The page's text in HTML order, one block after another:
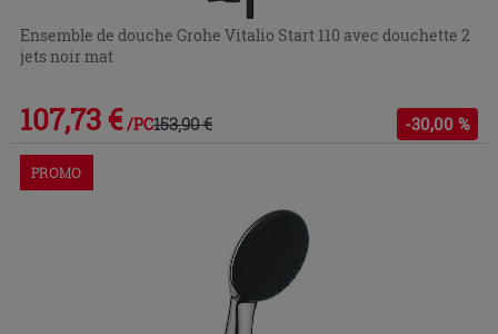
Ensemble de douche Grohe Vitalio Start 110 avec douchette 2
jets noir mat
107,73 € /PC153,90 € -30,00 %
PROMO